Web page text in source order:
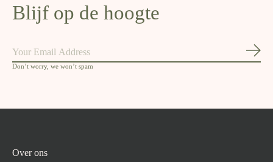
Blijf op de hoogte
Don’t worry, we won’t spam
Over ons